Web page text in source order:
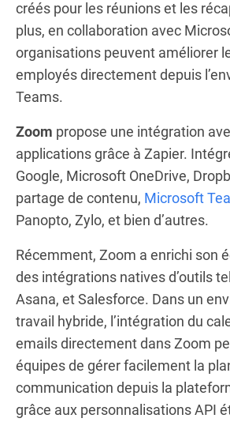
créés pour les réunions et les
plus, en collaboration avec
organisations peuvent améliorer
employés directement depuis
Teams.
Zoom propose une intégration
applications grâce à Zapier.
Google, Microsoft OneDrive,
partage de contenu, Microsoft
Panopto, Zylo, et bien d’autres.
Récemment, Zoom a enrichi son
des intégrations natives d’outils
Asana, et Salesforce. Dans un
travail hybride, l’intégration du
emails directement dans Zoom
équipes de gérer facilement la
communication depuis la
grâce aux personnalisations API